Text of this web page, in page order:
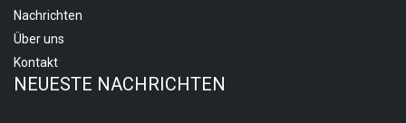
Nachrichten
Über uns
Kontakt
NEUESTE NACHRICHTEN